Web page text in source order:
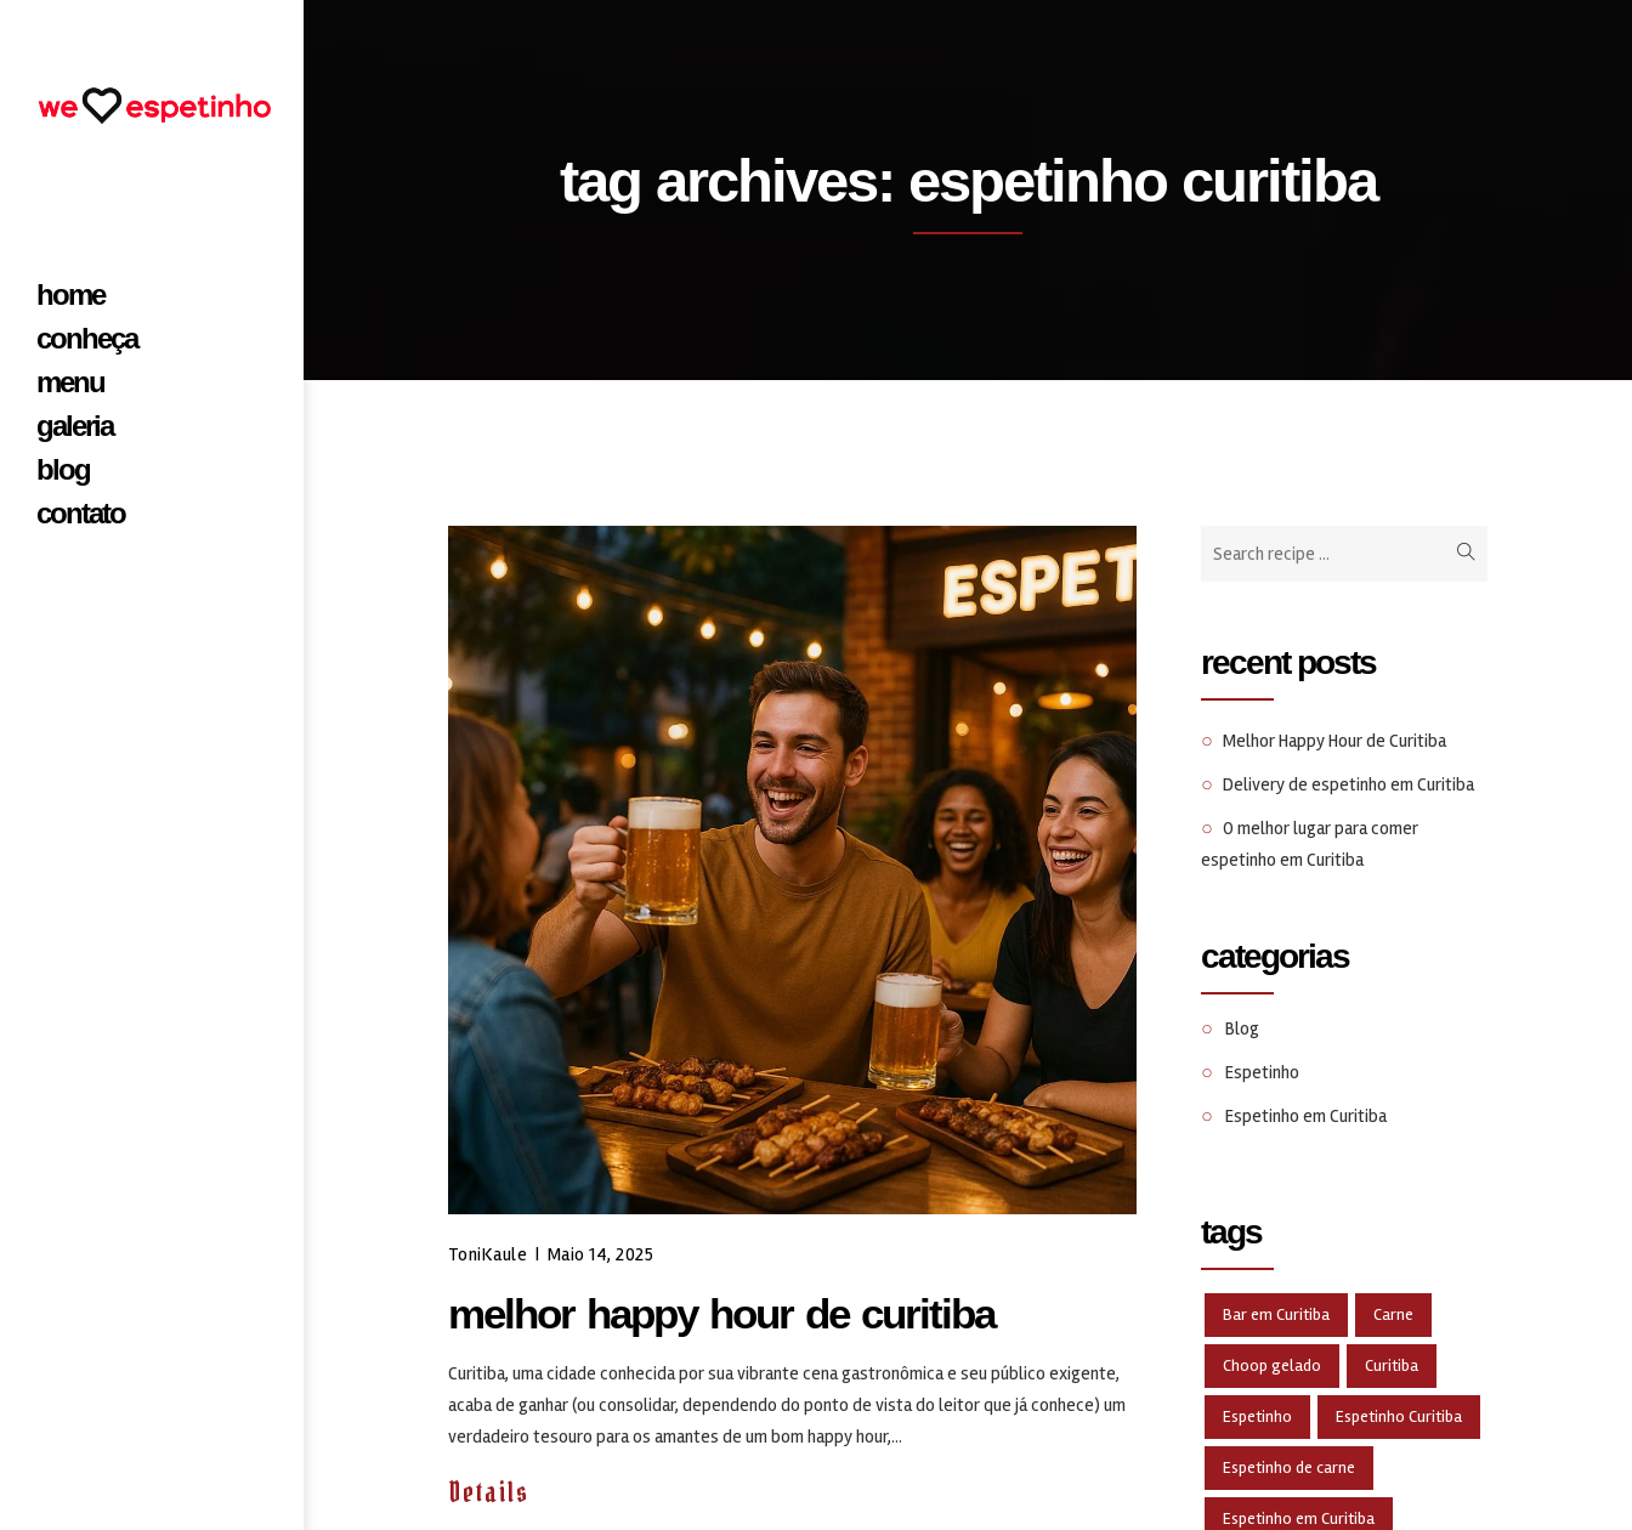
home
conheça
menu
galeria
blog
contato
tag archives: espetinho curitiba
ToniKaule | Maio 14, 2025
melhor happy hour de curitiba
Curitiba, uma cidade conhecida por sua vibrante cena gastronômica e seu público exigente,
acaba de ganhar (ou consolidar, dependendo do ponto de vista do leitor que já conhece) um
verdadeiro tesouro para os amantes de um bom happy hour,...
Details
recent posts
Melhor Happy Hour de Curitiba
Delivery de espetinho em Curitiba
O melhor lugar para comer
espetinho em Curitiba
categorias
Blog
Espetinho
Espetinho em Curitiba
tags
Bar em Curitiba Carne
Choop gelado Curitiba
Espetinho Espetinho Curitiba
Espetinho de carne
Espetinho em Curitiba